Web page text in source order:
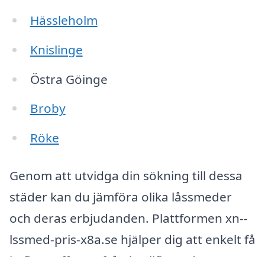
Hässleholm
Knislinge
Östra Göinge
Broby
Röke
Genom att utvidga din sökning till dessa
städer kan du jämföra olika låssmeder
och deras erbjudanden. Plattformen xn--
lssmed-pris-x8a.se hjälper dig att enkelt få